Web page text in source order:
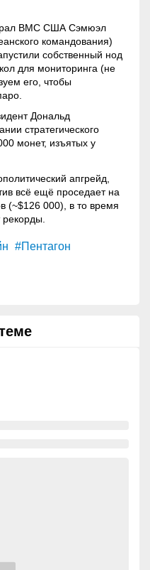
ВМС США Сэмюэл
командования)
собственный нод
для мониторинга (не
его, чтобы
Дональд
стратегического
монет, изъятых у
апгрейд,
всё ещё проседает на
(~$126 000), в то время
#Пентагон